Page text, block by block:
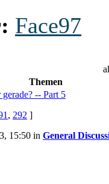
Face97
Themen
-- Part 5
, 292 ]
15:50 in General